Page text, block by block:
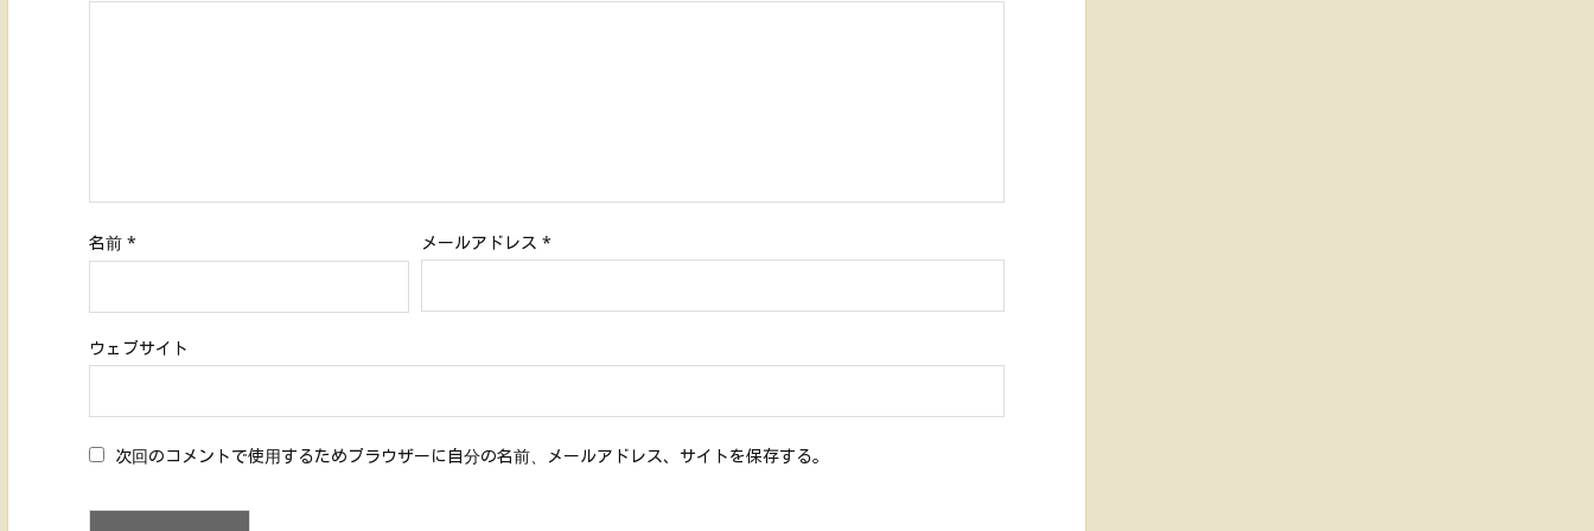
名前 * メールアドレス*
ウェブサイト
次回のコメントで使用するためブラウザーに自分の名前、メールアドレス、サイトを保存する。